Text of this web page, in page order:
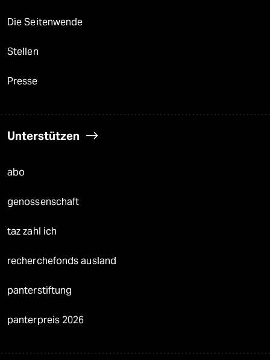
Die Seitenwende
Stellen
Presse
Unterstützen
abo
genossenschaft
taz zahl ich
recherchefonds ausland
panterstiftung
panterpreis 2026